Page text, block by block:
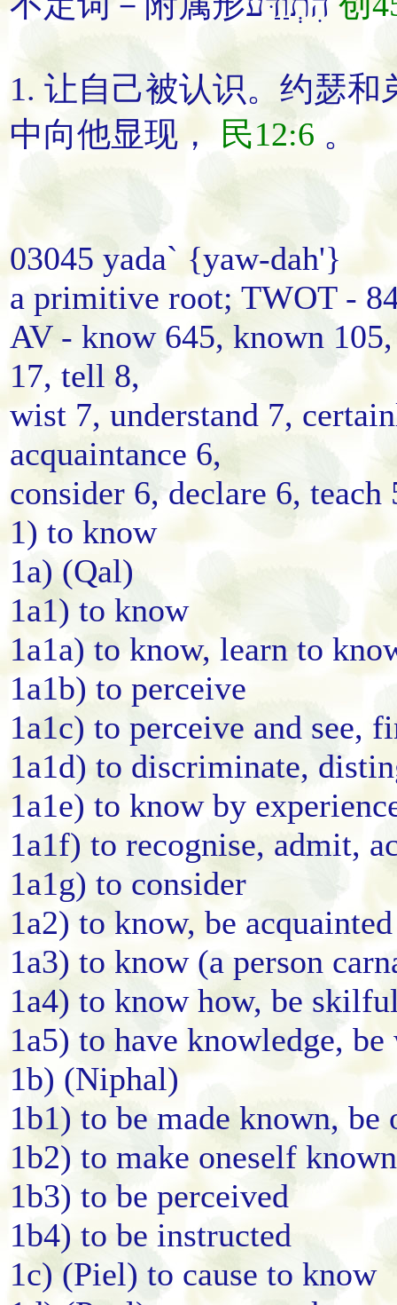
1. 让自己被认识。 约瑟和
中向他显现 ， 民12:6 。
03045 yada` {yaw-dah'}
a primitive root; TWOT -
AV - know 645, known
17, tell 8,
wist 7, understand 7,
acquaintance 6,
consider 6, declare 6,
1) to know
1a) (Qal)
1a1) to know
1a1a) to know, learn to
1a1b) to perceive
1a1c) to perceive and see,
1a1d) to discriminate,
1a1e) to know by
1a1f) to recognise, admit,
1a1g) to consider
1a2) to know, be
1a3) to know (a person
1a4) to know how, be
1a5) to have knowledge, be
1b) (Niphal)
1b1) to be made known, be
1b2) to make oneself known
1b3) to be perceived
1b4) to be instructed
1c) (Piel) to cause to know